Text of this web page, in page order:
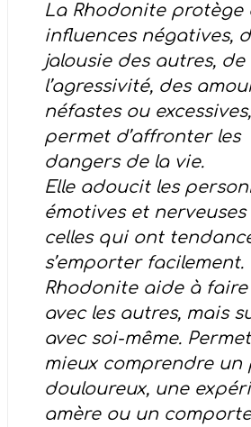
La Rhodonite protège
influences négatives,
jalousie des autres, de
l’agressivité, des
néfastes ou
permet d’affronter les
dangers de la vie.
Elle adoucit les
émotives et nerveuses
celles qui ont
s’emporter facilement.
Rhodonite aide à
avec les autres, mais
avec soi-même.
mieux comprendre un
douloureux, une
amère ou un